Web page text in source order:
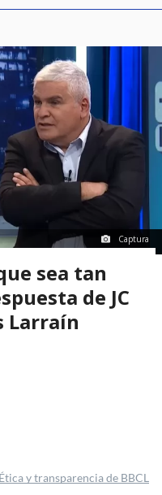
Captura
sea tan
de JC
Larraín
Ética y transparencia de BBCL